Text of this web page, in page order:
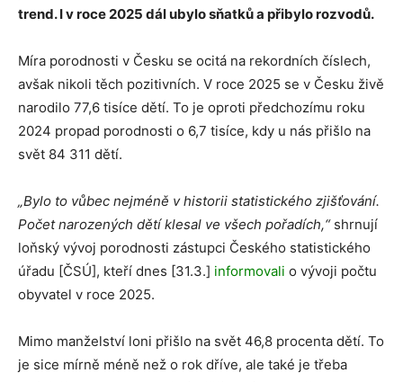
trend. I v roce 2025 dál ubylo sňatků a přibylo rozvodů.
Míra porodnosti v Česku se ocitá na rekordních číslech,
avšak nikoli těch pozitivních. V roce 2025 se v Česku živě
narodilo 77,6 tisíce dětí. To je oproti předchozímu roku
2024 propad porodnosti o 6,7 tisíce, kdy u nás přišlo na
svět 84 311 dětí.
„Bylo to vůbec nejméně v historii statistického zjišťování.
Počet narozených dětí klesal ve všech pořadích,“ shrnují
loňský vývoj porodnosti zástupci Českého statistického
úřadu [ČSÚ], kteří dnes [31.3.] informovali o vývoji počtu
obyvatel v roce 2025.
Mimo manželství loni přišlo na svět 46,8 procenta dětí. To
je sice mírně méně než o rok dříve, ale také je třeba